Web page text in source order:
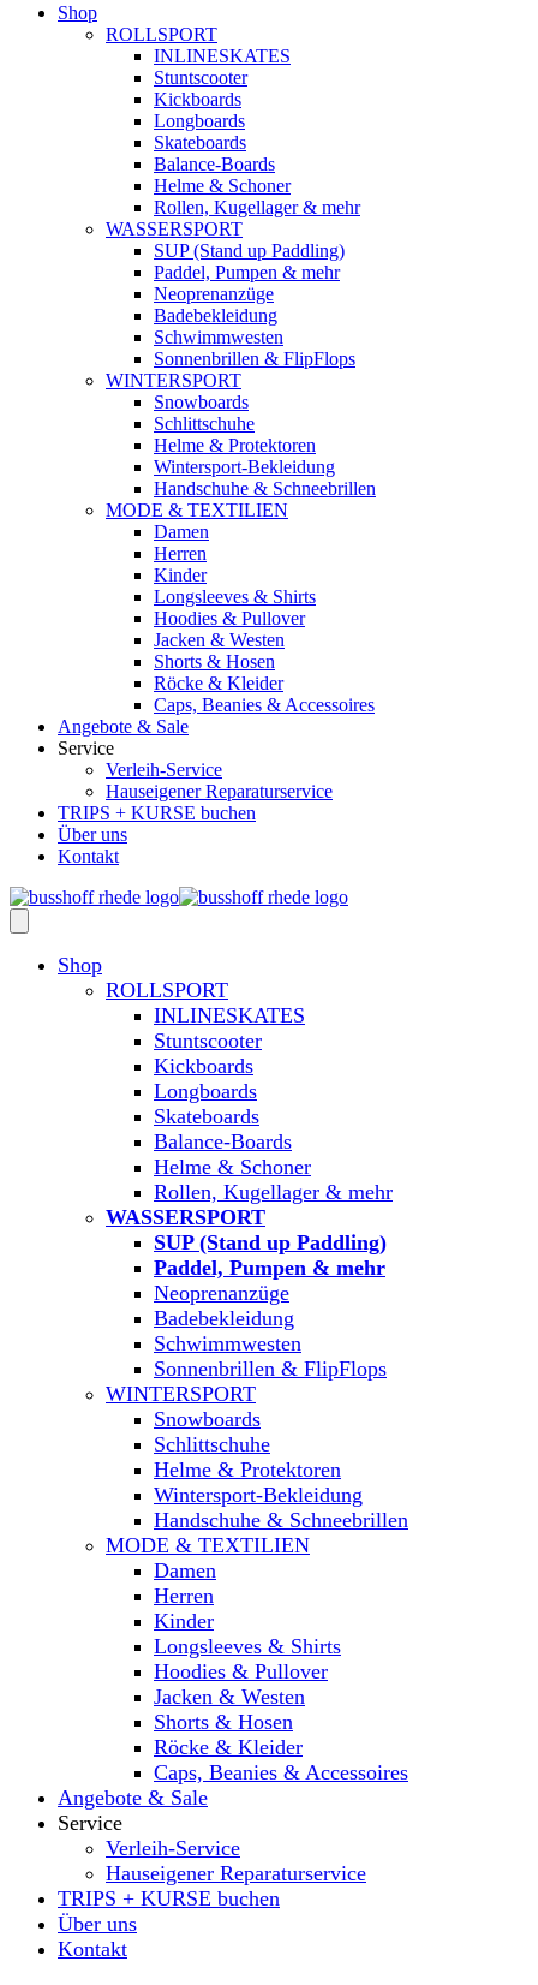
Shop
ROLLSPORT
INLINESKATES
Stuntscooter
Kickboards
Longboards
Skateboards
Balance-Boards
Helme & Schoner
Rollen, Kugellager & mehr
WASSERSPORT
SUP (Stand up Paddling)
Paddel, Pumpen & mehr
Neoprenanzüge
Badebekleidung
Schwimmwesten
Sonnenbrillen & FlipFlops
WINTERSPORT
Snowboards
Schlittschuhe
Helme & Protektoren
Wintersport-Bekleidung
Handschuhe & Schneebrillen
MODE & TEXTILIEN
Damen
Herren
Kinder
Longsleeves & Shirts
Hoodies & Pullover
Jacken & Westen
Shorts & Hosen
Röcke & Kleider
Caps, Beanies & Accessoires
Angebote & Sale
Service
Verleih-Service
Hauseigener Reparaturservice
TRIPS + KURSE buchen
Über uns
Kontakt
Shop
ROLLSPORT
INLINESKATES
Stuntscooter
Kickboards
Longboards
Skateboards
Balance-Boards
Helme & Schoner
Rollen, Kugellager & mehr
WASSERSPORT
SUP (Stand up Paddling)
Paddel, Pumpen & mehr
Neoprenanzüge
Badebekleidung
Schwimmwesten
Sonnenbrillen & FlipFlops
WINTERSPORT
Snowboards
Schlittschuhe
Helme & Protektoren
Wintersport-Bekleidung
Handschuhe & Schneebrillen
MODE & TEXTILIEN
Damen
Herren
Kinder
Longsleeves & Shirts
Hoodies & Pullover
Jacken & Westen
Shorts & Hosen
Röcke & Kleider
Caps, Beanies & Accessoires
Angebote & Sale
Service
Verleih-Service
Hauseigener Reparaturservice
TRIPS + KURSE buchen
Über uns
Kontakt